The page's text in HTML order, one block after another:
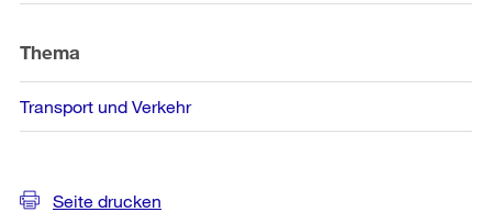
Thema
Transport und Verkehr
Seite drucken